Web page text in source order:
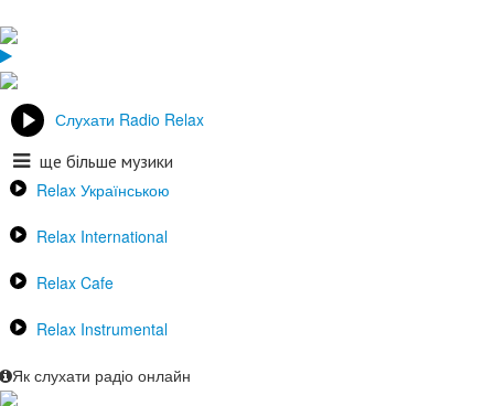
Слухати Radio Relax
ще більше музики
Relax Українською
Relax International
Relax Cafe
Relax Instrumental
Як слухати радіо онлайн